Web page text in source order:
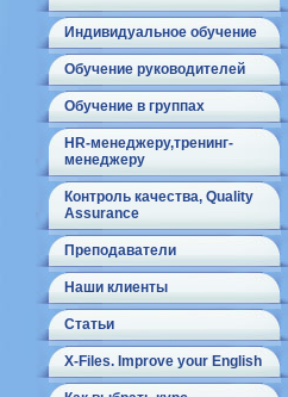
Индивидуальное обучение
Обучение руководителей
Обучение в группах
HR-менеджеру,тренинг-
менеджеру
Контроль качества, Quality
Assurance
Преподаватели
Наши клиенты
Статьи
X-Files. Improve your English